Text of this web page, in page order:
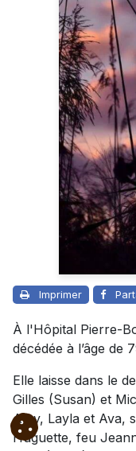
Imprimer
À l'Hôpital Pierre-
décédée à l’âge de
Elle laisse dans le
Gilles (Susan) et
Amy, Layla et Ava,
Huguette, feu